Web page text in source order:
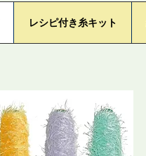
レシピ付き糸キット